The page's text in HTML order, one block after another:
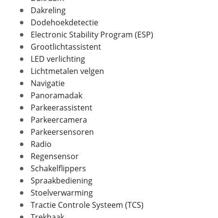
In- en exterieur
Aantal deuren
Aantal zitplaatsen
Bekleding
Interieurkleur
Fabriekskleur
Verbruik en milieu
Brandstof
Nevenbrandstof
Inhoud brandstoftank
49 l
Dakreling
Dodehoekdetectie
Electronic Stability Program (ESP)
Grootlichtassistent
LED verlichting
Lichtmetalen velgen
Navigatie
Panoramadak
Parkeerassistent
Parkeercamera
Parkeersensoren
Radio
Regensensor
Schakelflippers
Spraakbediening
Stoelverwarming
Tractie Controle Systeem (TCS)
Foto's
Klik hier om foto's te uploaden
(optioneel)
JPG, PNG (max 10 foto's)
Jouw contactgegevens
Naam
E-mailadres
Telefoonnummer (optioneel)